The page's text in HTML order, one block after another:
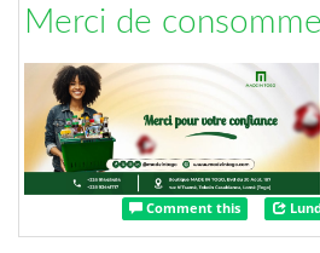
Merci de
Comment this